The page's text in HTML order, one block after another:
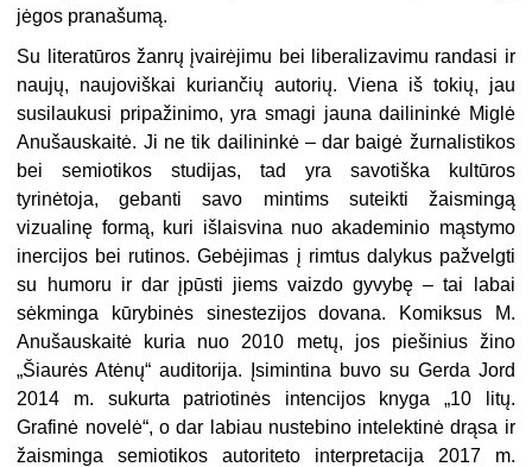
jėgos pranašumą.
Su literatūros žanrų įvairėjimu bei liberalizavimu randasi ir
naujų, naujoviškai kuriančių autorių. Viena iš tokių, jau
susilaukusi pripažinimo, yra smagi jauna dailininkė Miglė
Anušauskaitė. Ji ne tik dailininkė – dar baigė žurnalistikos
bei semiotikos studijas, tad yra savotiška kultūros
tyrinėtoja, gebanti savo mintims suteikti žaismingą
vizualinę formą, kuri išlaisvina nuo akademinio mąstymo
inercijos bei rutinos. Gebėjimas į rimtus dalykus pažvelgti
su humoru ir dar įpūsti jiems vaizdo gyvybę – tai labai
sėkminga kūrybinės sinestezijos dovana. Komiksus M.
Anušauskaitė kuria nuo 2010 metų, jos piešinius žino
„Šiaurės Atėnų“ auditorija. Įsimintina buvo su Gerda Jord
2014 m. sukurta patriotinės intencijos knyga „10 litų.
Grafinė novelė“, o dar labiau nustebino intelektinė drąsa ir
žaisminga semiotikos autoriteto interpretacija 2017 m.